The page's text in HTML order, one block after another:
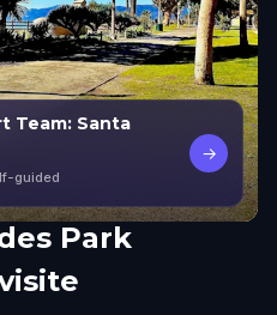
Team: Santa
guided
→
Park